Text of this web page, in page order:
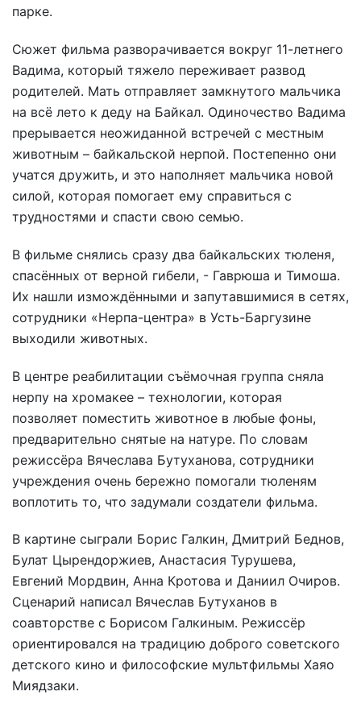
парке.
Сюжет фильма разворачивается вокруг 11-летнего
Вадима, который тяжело переживает развод
родителей. Мать отправляет замкнутого мальчика
на всё лето к деду на Байкал. Одиночество Вадима
прерывается неожиданной встречей с местным
животным – байкальской нерпой. Постепенно они
учатся дружить, и это наполняет мальчика новой
силой, которая помогает ему справиться с
трудностями и спасти свою семью.
В фильме снялись сразу два байкальских тюленя,
спасённых от верной гибели, - Гаврюша и Тимоша.
Их нашли измождёнными и запутавшимися в сетях,
сотрудники «Нерпа-центра» в Усть-Баргузине
выходили животных.
В центре реабилитации съёмочная группа сняла
нерпу на хромакее – технологии, которая
позволяет поместить животное в любые фоны,
предварительно снятые на натуре. По словам
режиссёра Вячеслава Бутуханова, сотрудники
учреждения очень бережно помогали тюленям
воплотить то, что задумали создатели фильма.
В картине сыграли Борис Галкин, Дмитрий Беднов,
Булат Цырендоржиев, Анастасия Турушева,
Евгений Мордвин, Анна Кротова и Даниил Очиров.
Сценарий написал Вячеслав Бутуханов в
соавторстве с Борисом Галкиным. Режиссёр
ориентировался на традицию доброго советского
детского кино и философские мультфильмы Хаяо
Миядзаки.